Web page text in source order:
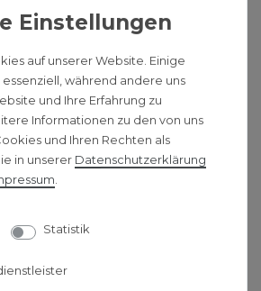
Design-Abdeckgitters
auch für Allergiker eignen.
Nabenabstand
eines Heizkörpers wird ermittelt,
Bauhöhe 55 mm abzieht. Zum
Bauhöhe von 500 mm ergibt sich
Wert gibt den Abstand zwischen
Installation und Anbindung
auf unserer Website. Einige
während andere uns
und Ihre Erfahrung zu
Informationen zu den von uns
und Ihren Rechten als
in unserer Daten­schutz­erklärung
Statistik